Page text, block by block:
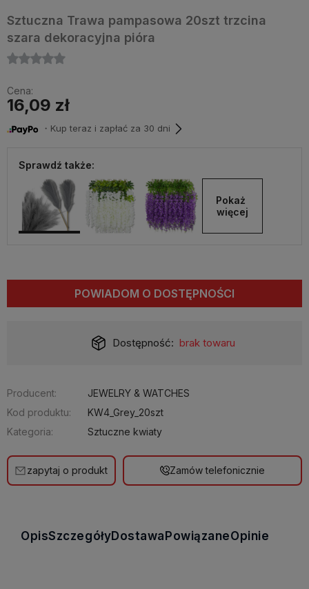
Sztuczna Trawa pampasowa 20szt trzcina
szara dekoracyjna pióra
Cena:
16,09 zł
・Kup teraz i zapłać za 30 dni
Sprawdź także:
Pokaż
więcej
POWIADOM O DOSTĘPNOŚCI
Dostępność: brak towaru
Producent:
JEWELRY & WATCHES
Kod produktu:
KW4_Grey_20szt
Kategoria:
Sztuczne kwiaty
zapytaj o produkt Zamów telefonicznie
OpisSzczegółyDostawa PowiązaneOpinie